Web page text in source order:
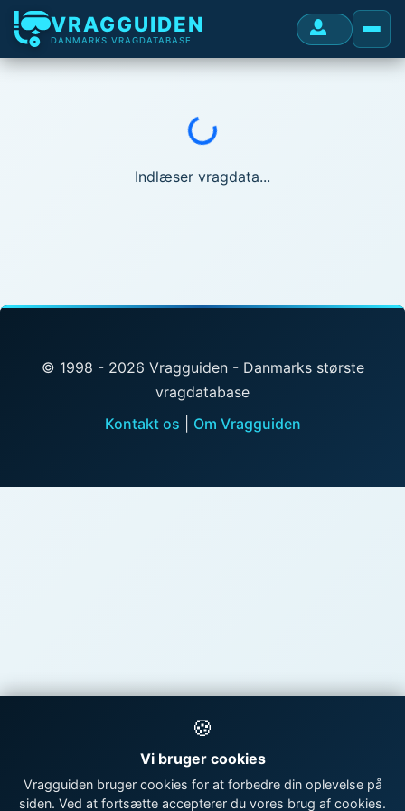
VRAGGUIDEN
DANMARKS VRAGDATABASE
Indlæser...
Indlæser vragdata...
© 1998 - 2026 Vragguiden - Danmarks største
vragdatabase
Kontakt os
Om Vragguiden
🍪
Vi bruger cookies
Vragguiden bruger cookies for at forbedre din oplevelse på
siden. Ved at fortsætte accepterer du vores brug af cookies.